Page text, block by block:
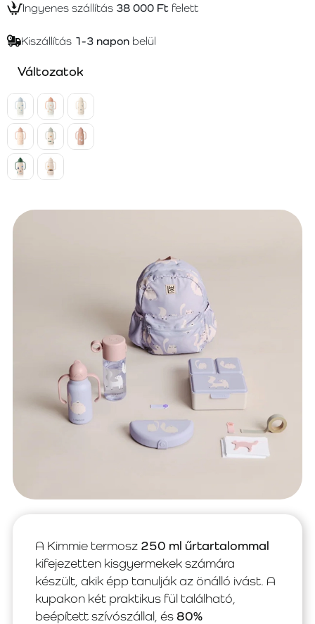
Ingyenes szállítás 38 000 Ft felett
Kiszállítás 1-3 napon belül
Változatok
A Kimmie termosz 250 ml űrtartalommal
kifejezetten kisgyermekek számára
készült, akik épp tanulják az önálló ivást. A
kupakon két praktikus fül található,
beépített szívószállal, és80%